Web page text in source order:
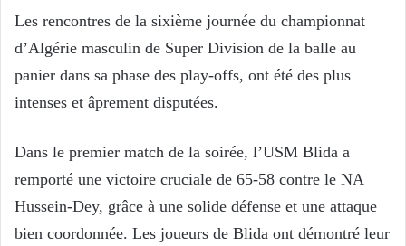
Les rencontres de la sixième journée du championnat
d’Algérie masculin de Super Division de la balle au
panier dans sa phase des play-offs, ont été des plus
intenses et âprement disputées.
Dans le premier match de la soirée, l’USM Blida a
remporté une victoire cruciale de 65-58 contre le NA
Hussein-Dey, grâce à une solide défense et une attaque
bien coordonnée. Les joueurs de Blida ont démontré leur